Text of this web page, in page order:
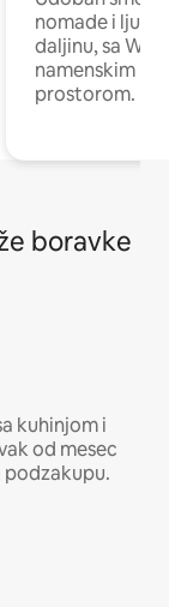
nomade i ljude
daljinu, sa Wi-
namenskim
prostorom.
boravke
kuhinjom i
od mesec
podzakupu.